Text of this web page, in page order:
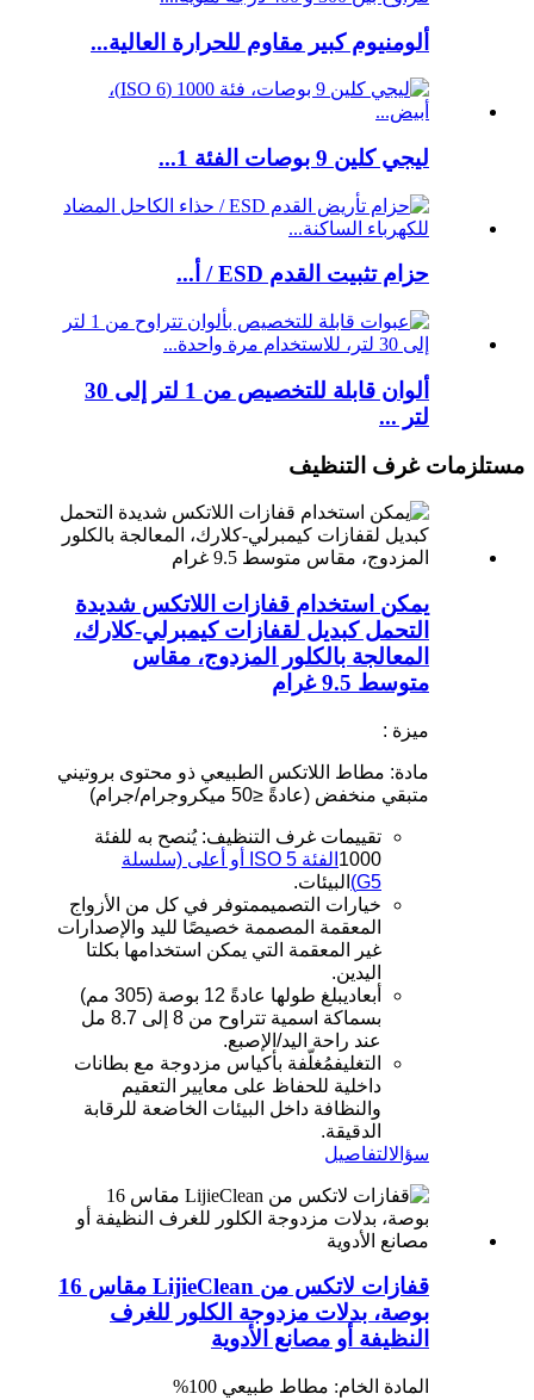
ألومنيوم كبير مقاوم للحرارة العالية...
ليجي كلين 9 بوصات الفئة 1...
حزام تثبيت القدم ESD / أ...
ألوان قابلة للتخصيص من 1 لتر إلى 30
لتر ...
مستلزمات غرف التنظيف
يمكن استخدام قفازات اللاتكس شديدة
التحمل كبديل لقفازات كيمبرلي-كلارك،
المعالجة بالكلور المزدوج، مقاس
متوسط ​​9.5 غرام
ميزة :
مادة: مطاط اللاتكس الطبيعي ذو محتوى بروتيني
متبقي منخفض (عادةً ≤50 ميكروجرام/جرام)
تقييمات غرف التنظيف: يُنصح به للفئة
1000
الفئة ISO 5 أو أعلى (سلسلة
G5) البيئات.
خيارات التصميممتوفر في كل من الأزواج
المعقمة المصممة خصيصًا لليد والإصدارات
غير المعقمة التي يمكن استخدامها بكلتا
اليدين.
أبعاد
يبلغ طولها عادةً 12 بوصة (305 مم)
بسماكة اسمية تتراوح من 8 إلى 8.7 مل
عند راحة اليد/الإصبع.
التغليفمُغلّفة بأكياس مزدوجة مع بطانات
داخلية للحفاظ على معايير التعقيم
والنظافة داخل البيئات الخاضعة للرقابة
الدقيقة.
سؤالالتفاصيل
قفازات لاتكس من LijieClean مقاس 16
بوصة، بدلات مزدوجة الكلور للغرف
النظيفة أو مصانع الأدوية
المادة الخام: مطاط طبيعي 100%